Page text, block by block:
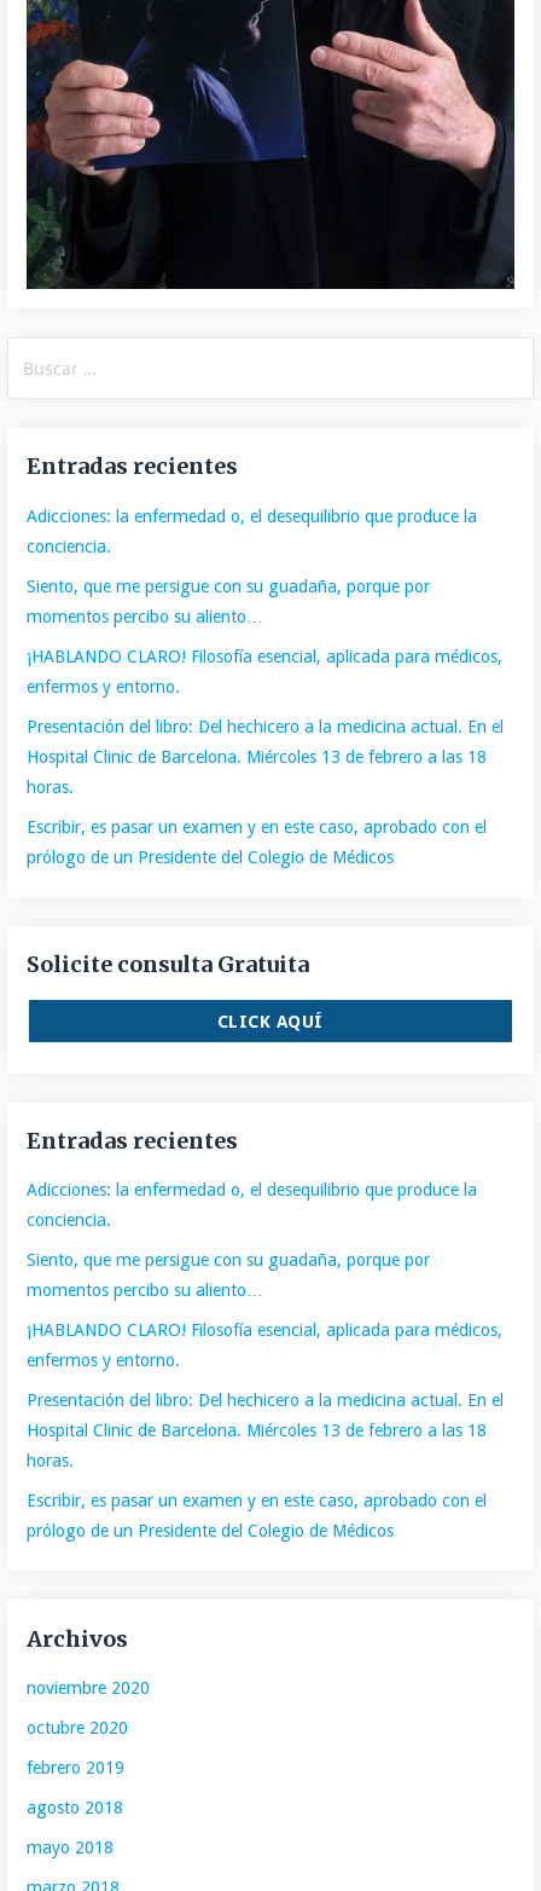
Entradas recientes
Adicciones: la enfermedad o, el desequilibrio que produce la
conciencia.
Siento, que me persigue con su guadaña, porque por
momentos percibo su aliento…
¡HABLANDO CLARO! Filosofía esencial, aplicada para médicos,
enfermos y entorno.
Presentación del libro: Del hechicero a la medicina actual. En el
Hospital Clinic de Barcelona. Miércoles 13 de febrero a las 18
horas.
Escribir, es pasar un examen y en este caso, aprobado con el
prólogo de un Presidente del Colegio de Médicos
Solicite consulta Gratuita
CLICK AQUÍ
Entradas recientes
Adicciones: la enfermedad o, el desequilibrio que produce la
conciencia.
Siento, que me persigue con su guadaña, porque por
momentos percibo su aliento…
¡HABLANDO CLARO! Filosofía esencial, aplicada para médicos,
enfermos y entorno.
Presentación del libro: Del hechicero a la medicina actual. En el
Hospital Clinic de Barcelona. Miércoles 13 de febrero a las 18
horas.
Escribir, es pasar un examen y en este caso, aprobado con el
prólogo de un Presidente del Colegio de Médicos
Archivos
noviembre 2020
octubre 2020
febrero 2019
agosto 2018
mayo 2018